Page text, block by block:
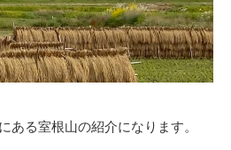
ある室根山の紹介になります。